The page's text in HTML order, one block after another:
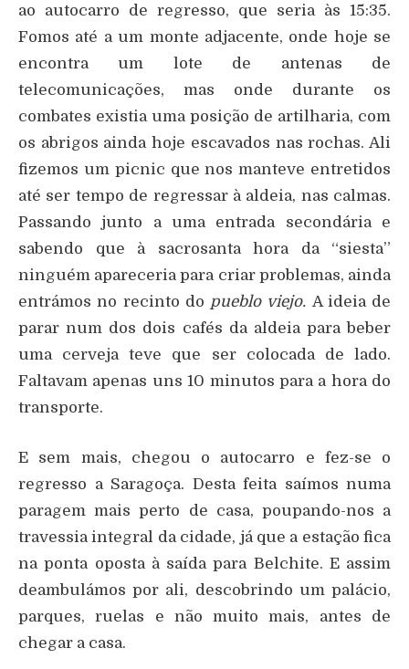
ao autocarro de regresso, que seria às 15:35.
Fomos até a um monte adjacente, onde hoje se
encontra um lote de antenas de
telecomunicações, mas onde durante os
combates existia uma posição de artilharia, com
os abrigos ainda hoje escavados nas rochas. Ali
fizemos um picnic que nos manteve entretidos
até ser tempo de regressar à aldeia, nas calmas.
Passando junto a uma entrada secondária e
sabendo que à sacrosanta hora da “siesta”
ninguém apareceria para criar problemas, ainda
entrámos no recinto do pueblo viejo. A ideia de
parar num dos dois cafés da aldeia para beber
uma cerveja teve que ser colocada de lado.
Faltavam apenas uns 10 minutos para a hora do
transporte.
E sem mais, chegou o autocarro e fez-se o
regresso a Saragoça. Desta feita saímos numa
paragem mais perto de casa, poupando-nos a
travessia integral da cidade, já que a estação fica
na ponta oposta à saída para Belchite. E assim
deambulámos por ali, descobrindo um palácio,
parques, ruelas e não muito mais, antes de
chegar a casa.